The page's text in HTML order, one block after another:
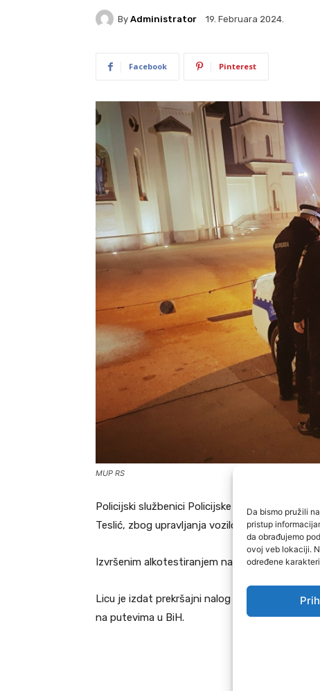
Da bismo pružili
pristup
da obrađujemo
ovoj veb lokaciji.
određene
By Administrator 19. Februara 2024.
Facebook Pinterest
MUP RS
Policijski službenici Policijske stanice Teslić,
Teslić, zbog upravljanja vozilom u saobraćaju
Izvršenim alkotestiranjem navedenog lica
Licu je izdat prekršajni nalog u skladu sa
na putevima u BiH.